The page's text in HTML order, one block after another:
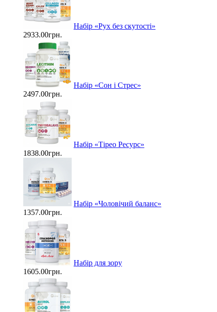
Набір «Рух без скутості»
2933.00грн.
Набір «Сон і Стрес»
2497.00грн.
Набір «Тірео Ресурс»
1838.00грн.
Набір «Чоловічий баланс»
1357.00грн.
Набір для зору
1605.00грн.